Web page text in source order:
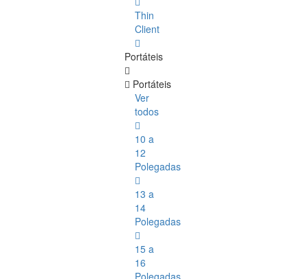
Thin
Client
Portáteis
Portáteis
Ver
todos
10 a
12
Polegadas
13 a
14
Polegadas
15 a
16